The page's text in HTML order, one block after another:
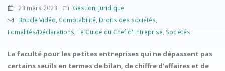
23 mars 2023 Gestion Juridique
Boucle Vidéo Comptabilité Droits des sociétés
Fomalités/Déclarations Le Guide du Chef d'Entreprise Sociétés
La faculté pour les petites entreprises qui ne dépassent pas
certains seuils en termes de bilan, de chiffre d’affaires et de